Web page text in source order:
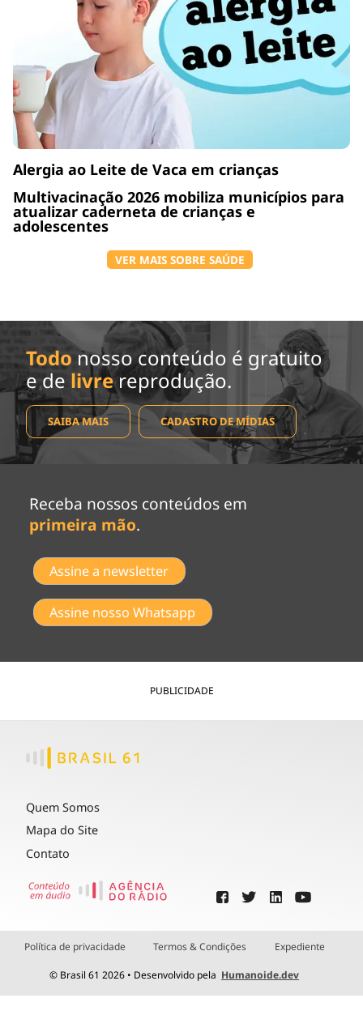
Alergia ao Leite de Vaca em crianças
Multivacinação 2026 mobiliza municípios para
atualizar caderneta de crianças e
adolescentes
VER MAIS SOBRE SAÚDE
Todo nosso conteúdo é gratuito
e de livrereprodução.
SAIBA MAIS CADASTRO DE MÍDIAS
Receba nossos conteúdos em
primeira mão.
Assine a newsletter
Assine nosso Whatsapp
PUBLICIDADE
Quem Somos
Mapa do Site
Contato
Política de privacidade Termos & Condições Expediente
© Brasil 61 2026 • Desenvolvido pela Humanoide.dev